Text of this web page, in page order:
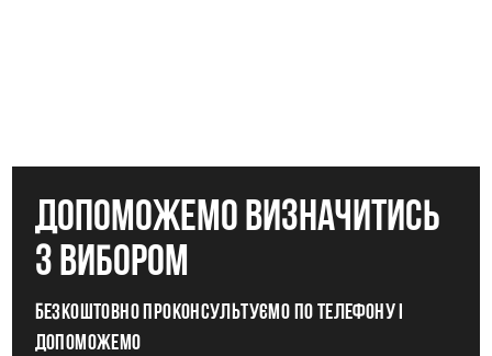
допоможемо визначитись
з вибором
Безкоштовно проконсультуємо по телефону і
допоможемо